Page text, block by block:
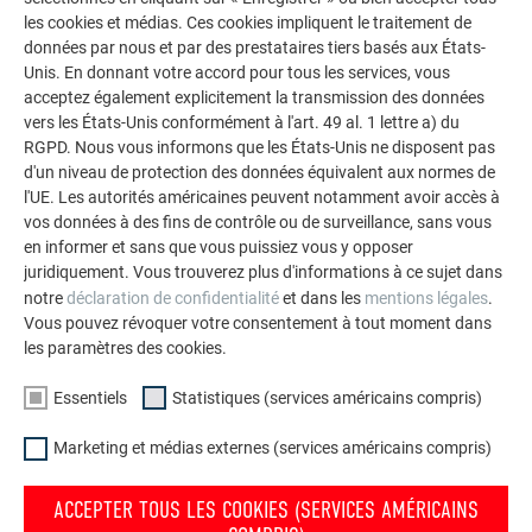
être bientôt visible sur votre toiture ou votre façade. La tuile
solaire PREFA utilise des composants individuels de haute
qualité provenant de fabricants renommés, avec en plus, une
rendement garanti 25 ans.
LAISSEZ-VOUS INSPIRER PAR LES BÂTIMENTS
DE RÉFÉRENCES PREFA
les cookies et médias. Ces cookies impliquent le traitement de
données par nous et par des prestataires tiers basés aux États-
Unis. En donnant votre accord pour tous les services, vous
acceptez également explicitement la transmission des données
vers les États-Unis conformément à l'art. 49 al. 1 lettre a) du
RGPD. Nous vous informons que les États-Unis ne disposent pas
d'un niveau de protection des données équivalent aux normes de
l'UE. Les autorités américaines peuvent notamment avoir accès à
vos données à des fins de contrôle ou de surveillance, sans vous
en informer et sans que vous puissiez vous y opposer
juridiquement. Vous trouverez plus d'informations à ce sujet dans
notredéclaration de confidentialitéet dans les mentions légales.
Vous pouvez révoquer votre consentement à tout moment dans
les paramètres des cookies.
Essentiels Statistiques (services américains compris)
Marketing et médias externes (services américains compris)
ACCEPTER TOUS LES COOKIES (SERVICES AMÉRICAINS